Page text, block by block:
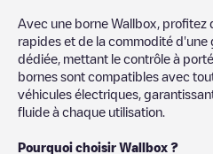
Avec une borne Wallbox, profitez
rapides et de la commodité
dédiée, mettant le contrôle à
bornes sont compatibles avec
véhicules électriques,
fluide à chaque utilisation.
Pourquoi choisir Wallbox ?